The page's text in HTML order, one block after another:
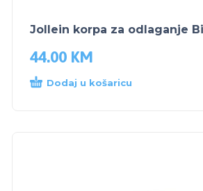
Jollein korpa za odlaganje
44.00 KM
Dodaj u košaricu